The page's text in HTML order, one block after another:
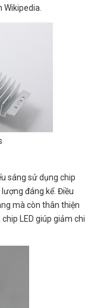
Wikipedia.
sáng sử dụng chip
lượng đáng kể. Điều
mà còn thân thiện
LED giúp giảm chi